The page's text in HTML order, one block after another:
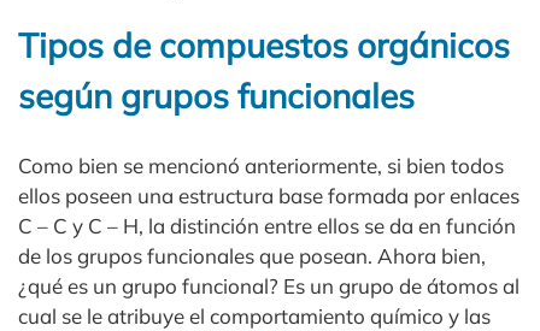
Tipos de compuestos orgánicos
según grupos funcionales
Como bien se mencionó anteriormente, si bien todos
ellos poseen una estructura base formada por enlaces
C – C y C – H, la distinción entre ellos se da en función
de los grupos funcionales que posean. Ahora bien,
¿qué es un grupo funcional? Es un grupo de átomos al
cual se le atribuye el comportamiento químico y las